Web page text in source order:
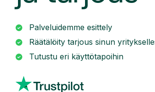
Palveluidemme esittely
Räätälöity tarjous sinun
Tutustu eri käyttötapoihin